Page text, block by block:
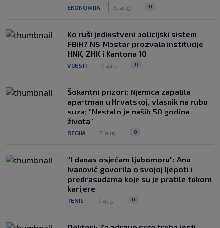
EKONOMIJA 5. aug. 0
Ko ruši jedinstveni policijski sistem
FBiH? NS Mostar prozvala institucije
HNK, ZHK i Kantona 10
VIJESTI 7. aug. 0
Šokantni prizori: Njemica zapalila
apartman u Hrvatskoj, vlasnik na rubu
suza; "Nestalo je naših 50 godina
života"
REGIJA 7. aug. 0
"I danas osjećam ljubomoru": Ana
Ivanović govorila o svojoj ljepoti i
predrasudama koje su je pratile tokom
karijere
TENIS 7. aug. 0